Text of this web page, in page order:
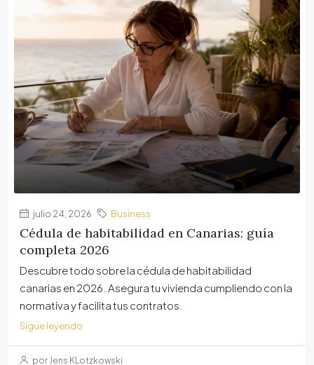
julio 24, 2026 Business
Cédula de habitabilidad en Canarias: guía
completa 2026
Descubre todo sobre la cédula de habitabilidad
canarias en 2026. Asegura tu vivienda cumpliendo con la
normativa y facilita tus contratos.
Sigue leyendo
por Jens KLotzkowski